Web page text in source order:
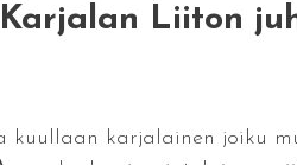
Liiton
kuullaan karjalainen joiku